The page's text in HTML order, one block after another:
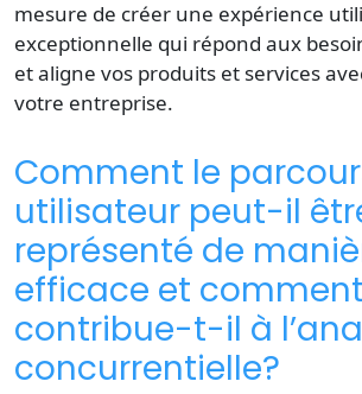
mesure de créer une expérience
exceptionnelle qui répond aux
et aligne vos produits et services
votre entreprise.
Comment le
utilisateur peut-il
représenté de
efficace et
contribue-t-il à
concurrentielle?